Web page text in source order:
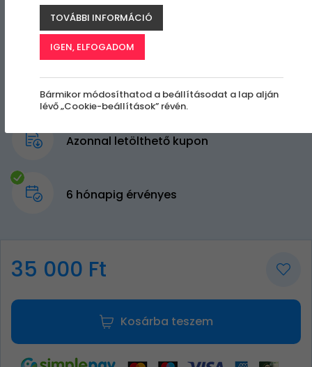
Azonnal letölthető kupon
6 hónapig érvényes
35 000 Ft
Kosárba teszem
TOVÁBBI INFORMÁCIÓ
IGEN, ELFOGADOM
Bármikor módosíthatod a beállításodat a lap alján
lévő „Cookie-beállítások” révén.